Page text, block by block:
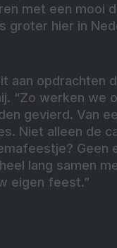
met een mooi
groter hier in
aan opdrachten
“Zo werken we
gevierd. Van
Niet alleen de
Geen
lang samen
eigen feest.”